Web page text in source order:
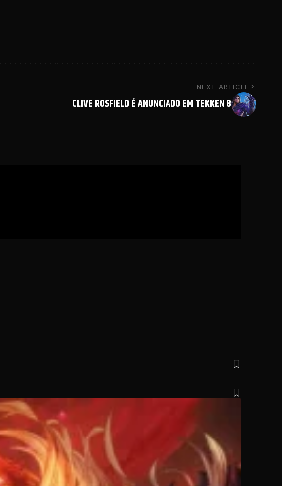
NEXT ARTICLE
CLIVE ROSFIELD É ANUNCIADO EM TEKKEN 8